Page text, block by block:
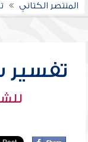
المنتصر الكتاني
تفسير